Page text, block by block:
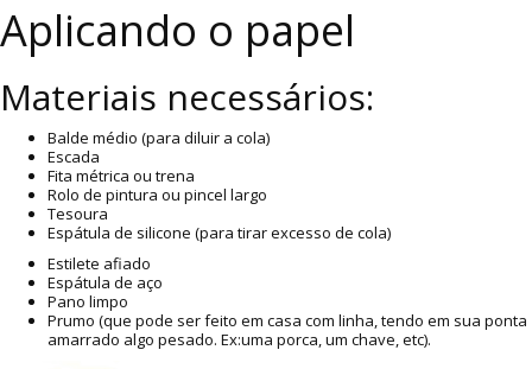
Aplicando o papel
Materiais necessários:
Balde médio (para diluir a cola)
Escada
Fita métrica ou trena
Rolo de pintura ou pincel largo
Tesoura
Espátula de silicone (para tirar excesso de cola)
Estilete afiado
Espátula de aço
Pano limpo
Prumo (que pode ser feito em casa com linha, tendo em sua ponta
amarrado algo pesado. Ex:uma porca, um chave, etc).